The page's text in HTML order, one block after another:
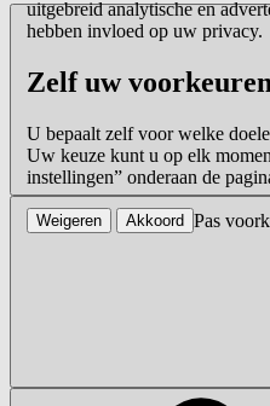
uitgebreid analytische en
hebben invloed op uw privacy.
Zelf uw
U bepaalt zelf voor welke
Uw keuze kunt u op elk
instellingen” onderaan de
Pas
Weigeren Akkoord